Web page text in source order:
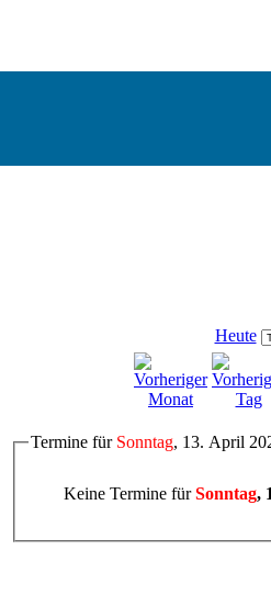
Heute
Termine für Sonntag, 13. April
Keine Termine fürSonntag,